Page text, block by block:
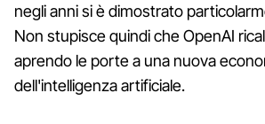
negli anni si è dimostrato
Non stupisce quindi che OpenAI
aprendo le porte a una nuova
dell'intelligenza artificiale.